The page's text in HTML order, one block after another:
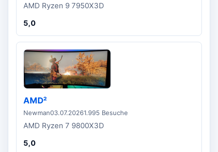
AMD Ryzen 9 7950X3D
5,0
AMD²
Newman03.07.20261.995 Besuche
AMD Ryzen 7 9800X3D
5,0